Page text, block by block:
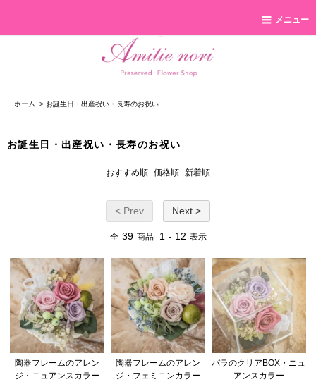
メニュー
ホーム > お誕生日・出産祝い・長寿のお祝い
お誕生日・出産祝い・長寿のお祝い
おすすめ順 価格順 新着順
< Prev Next >
全 39 商品 1 - 12 表示
陶器フレームのアレン
ジ・ニュアンスカラー
陶器フレームのアレン
ジ・フェミニンカラー
バラのクリアBOX・ニュ
アンスカラー